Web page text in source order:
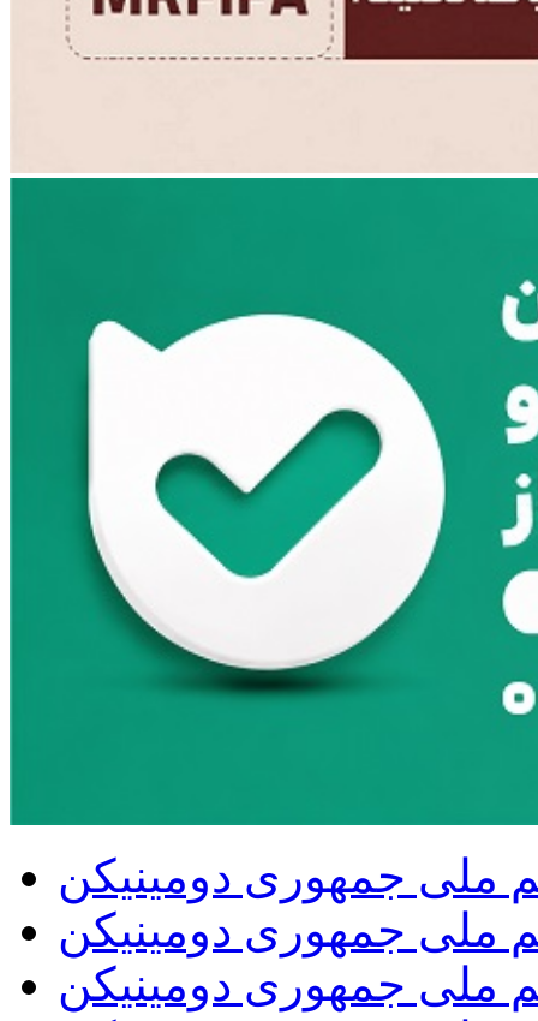
ملی جمهوری دومینیکن
ملی جمهوری دومینیکن
ملی جمهوری دومینیکن